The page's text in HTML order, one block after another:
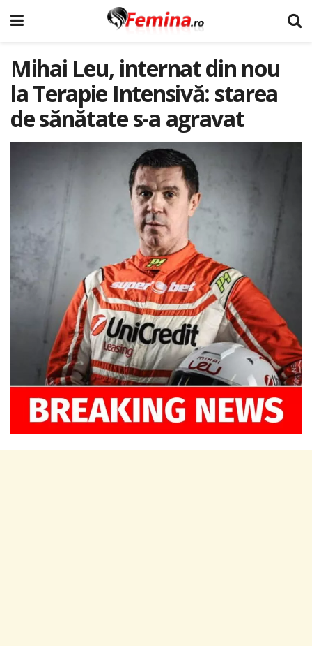
Mihai Leu, internat din nou
la Terapie Intensivă: starea
de sănătate s-a agravat